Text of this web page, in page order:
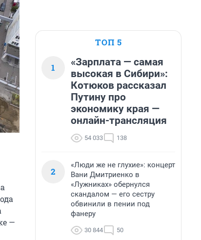
—
ТОП 5
1
«Зарплата — самая
высокая в Сибири»:
Котюков рассказал
Путину про
экономику края —
онлайн-трансляция
54 033 138
2
«Люди же не глухие»: концерт
Вани Дмитриенко в
«Лужниках» обернулся
скандалом — его сестру
обвинили в пении под
фанеру
30 844 50